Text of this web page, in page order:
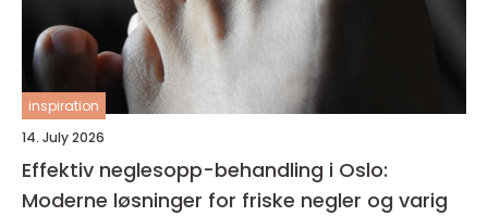
inspiration
14. July 2026
Effektiv neglesopp-behandling i Oslo:
Moderne løsninger for friske negler og varig